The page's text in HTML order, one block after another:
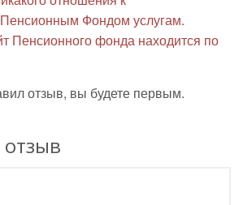
Фондом услугам.
Пенсионного фонда находится по
отзыв, вы будете первым.